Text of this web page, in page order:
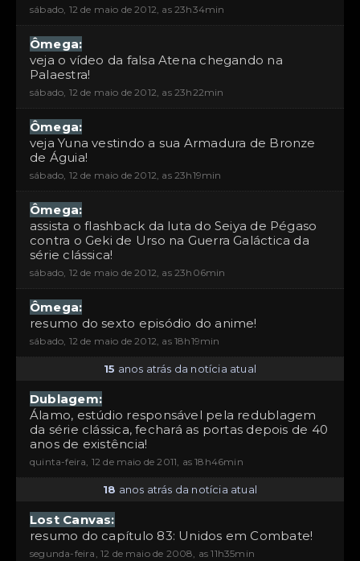
sábado, 12 de maio de 2012, as 23h34min
Ômega:
veja o vídeo da falsa Atena chegando na
Palaestra!
sábado, 12 de maio de 2012, as 23h22min
Ômega:
veja Yuna vestindo a sua Armadura de Bronze
de Águia!
sábado, 12 de maio de 2012, as 23h19min
Ômega:
assista o flashback da luta do Seiya de Pégaso
contra o Geki de Urso na Guerra Galáctica da
série clássica!
sábado, 12 de maio de 2012, as 23h06min
Ômega:
resumo do sexto episódio do anime!
sábado, 12 de maio de 2012, as 18h19min
15 anos atrás da notícia atual
Dublagem:
Álamo, estúdio responsável pela redublagem
da série clássica, fechará as portas depois de 40
anos de existência!
quinta-feira, 12 de maio de 2011, as 18h46min
18 anos atrás da notícia atual
Lost Canvas:
resumo do capítulo 83: Unidos em Combate!
segunda-feira, 12 de maio de 2008, as 11h35min